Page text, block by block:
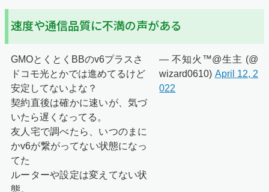
速度や通信品質に不満の声がある
GMOとくとくBBのv6プラスさ
ドコモ光とかでは進めてるけど
安定してないよな？
契約直後は確かに速いが、気づ
いたら遅くなってる。
友人宅で調べたら、いつのまに
かv6が繋がってない状態になっ
てた
ルーターや設定は変えてない状
態。
— 不知火™@生主 (@
wizard0610) April 12, 2
022